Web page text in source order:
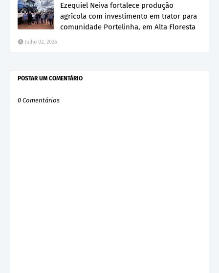
Ezequiel Neiva fortalece produção
agrícola com investimento em trator para
comunidade Portelinha, em Alta Floresta
Julho 02, 2026
POSTAR UM COMENTÁRIO
0 Comentários